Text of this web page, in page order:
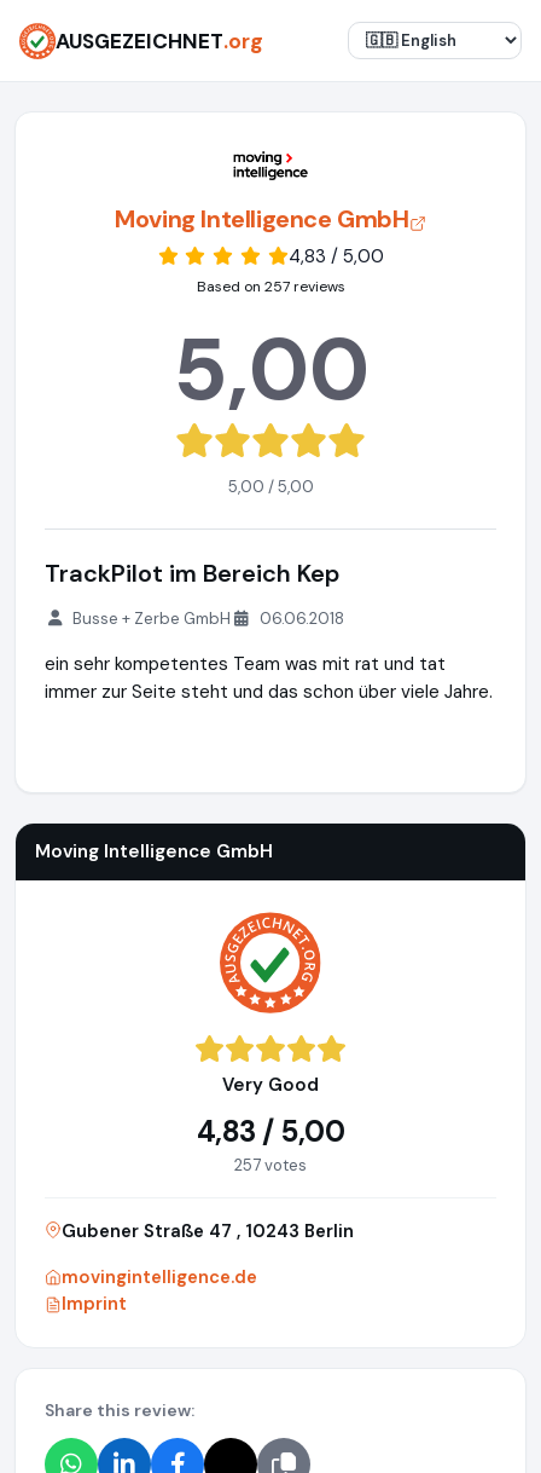
AUSGEZEICHNET.org
Moving Intelligence GmbH
4,83 / 5,00
Based on 257 reviews
5,00
5,00 / 5,00
TrackPilot im Bereich Kep
Busse + Zerbe GmbH 06.06.2018
ein sehr kompetentes Team was mit rat und tat
immer zur Seite steht und das schon über viele Jahre.
Moving Intelligence GmbH
Very Good
4,83 / 5,00
257 votes
Gubener Straße 47 , 10243 Berlin
movingintelligence.de
Imprint
Share this review: